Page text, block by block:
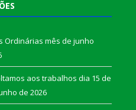
Ordinárias mês de junho
aos trabalhos dia 15 de
de 2026